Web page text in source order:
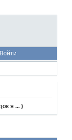
Войти
я ... )